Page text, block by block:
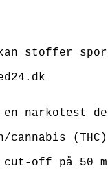
stoffer
en narkotest
cannabis
off på 50